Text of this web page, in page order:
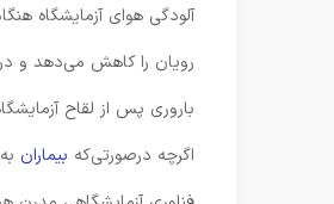
آلودگی هوای آزمایشگاه
رویان را کاهش می‌دهد و
باروری پس از لقاح
اگرچه در‌صورتی‌که بیماران